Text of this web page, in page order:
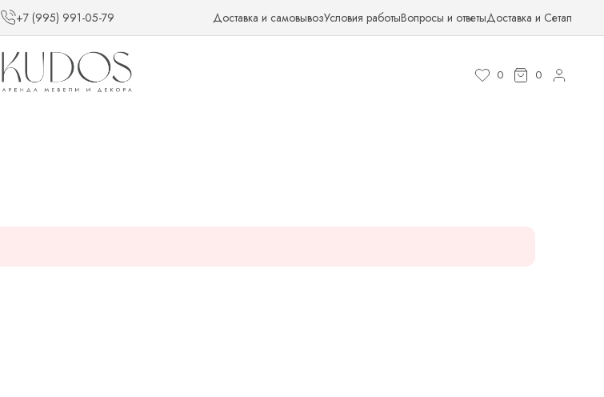
+7 (995) 991-05-79 Доставка и самовывозУсловия работыВопросы и ответыДоставка и Сетап
0 0